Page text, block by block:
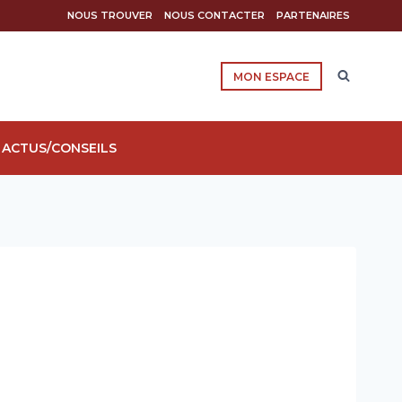
NOUS TROUVER NOUS CONTACTER PARTENAIRES
MON ESPACE
ACTUS/CONSEILS